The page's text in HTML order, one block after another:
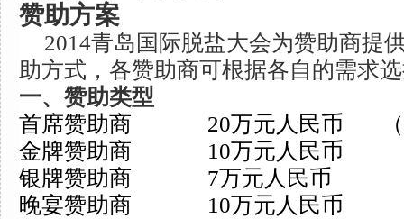
赞助方案
2014青岛国际脱盐大会为赞助商提
助方式，各赞助商可根据各自的需求
一、赞助类型
首席赞助商 20万元人民币 （
金牌赞助商 10万元人民币
银牌赞助商 7万元人民币
晚宴赞助商 10万元人民币